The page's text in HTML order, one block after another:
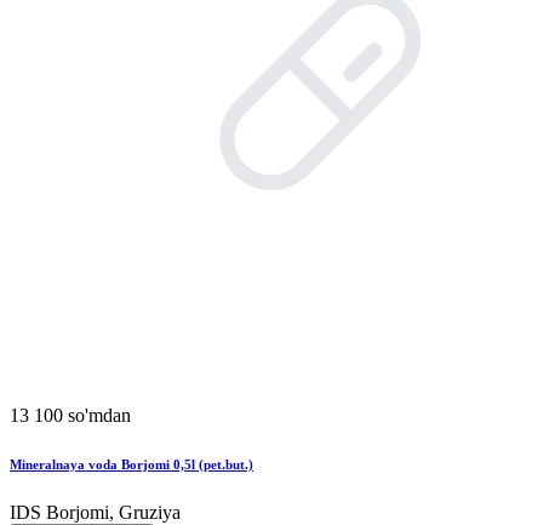
13 100 so'mdan
Mineralnaya voda Borjomi 0,5l (pet.but.)
IDS Borjomi, Gruziya